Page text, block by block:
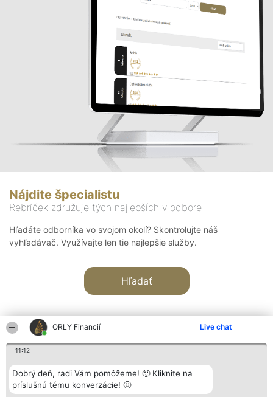
ORLY Financií Live chat
11:12
Dobrý deň, radi Vám pomôžeme! 🙂 Kliknite na
príslušnú tému konverzácie! 🙂
Nájdite špecialistu
Rebríček združuje tých najlepších v odbore
Hľadáte odborníka vo svojom okolí? Skontrolujte náš
vyhľadávač. Využívajte len tie najlepšie služby.
Hľadať
Organizátor hodnotenia
Bright Side Solutions sp. z o.
o. sp. k.
Hodnotenie
Laureáti
Lista
Kontakt
Kontakt